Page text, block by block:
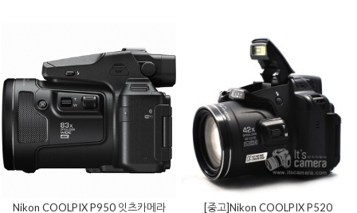
Nikon COOLPIX P950 잇츠카메라 [중고]Nikon COOLPIX P520